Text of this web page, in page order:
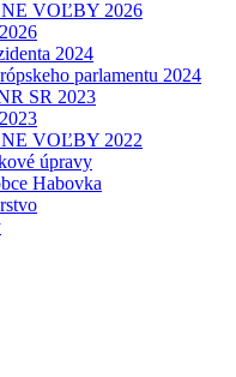
VOĽBY 2026
2024
parlamentu 2024
SR 2023
VOĽBY 2022
úpravy
Habovka